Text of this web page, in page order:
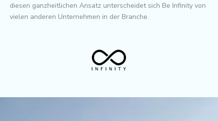
diesen ganzheitlichen Ansatz unterscheidet sich Be Infinity von
vielen anderen Unternehmen in der Branche.